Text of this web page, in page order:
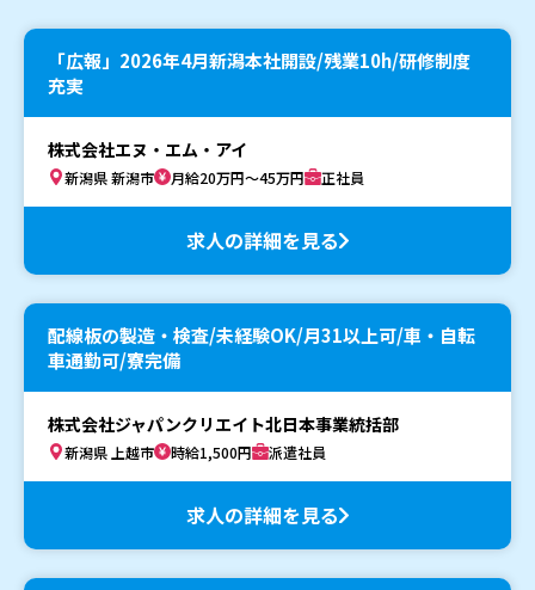
「広報」2026年4月新潟本社開設/残業10h/研修制度
充実
株式会社エヌ・エム・アイ
新潟県 新潟市 月給20万円～45万円 正社員
求人の詳細を見る
配線板の製造・検査/未経験OK/月31以上可/車・自転
車通勤可/寮完備
株式会社ジャパンクリエイト北日本事業統括部
新潟県 上越市 時給1,500円 派遣社員
求人の詳細を見る